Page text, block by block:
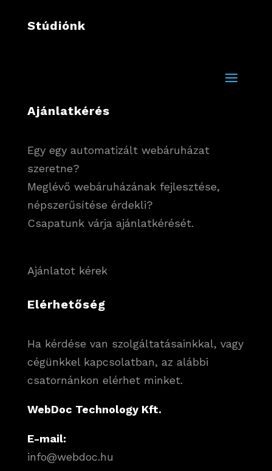
Stúdiónk
Ajánlatkérés
Egy egy automatizált webáruházat
szeretne?
Meglévő webáruházának fejlesztése,
népszerűsítése érdekli?
Csapatunk várja ajánlatkérését.
Ajánlatot kérek
Elérhetőség
Ha kérdése van szolgáltatásainkkal, vagy
cégünkkel kapcsolatban, az alábbi
csatornánkon elérhet minket.
WebDoc Technology Kft.
E-mail:
info@webdoc.hu